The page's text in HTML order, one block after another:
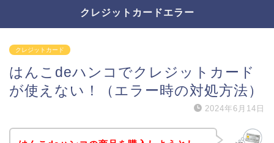
クレジットカードエラー
クレジットカード
はんこdeハンコでクレジットカード
が使えない！（エラー時の対処方法）
2024年6月14日